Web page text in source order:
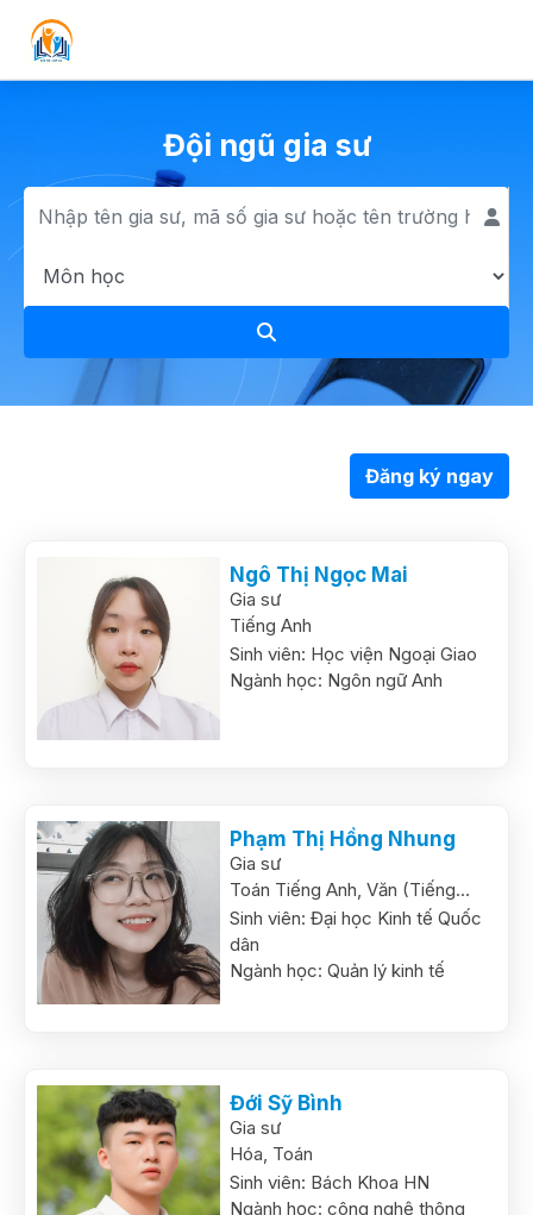
Đội ngũ gia sư
Đăng ký ngay
Ngô Thị Ngọc Mai
Gia sư
Tiếng Anh
Sinh viên: Học viện Ngoại Giao
Ngành học: Ngôn ngữ Anh
Phạm Thị Hồng Nhung
Gia sư
Toán Tiếng Anh,Văn (Tiếng
Việt),Toán
Sinh viên: Đại học Kinh tế Quốc
dân
Ngành học: Quản lý kinh tế
Đới Sỹ Bình
Gia sư
Hóa, Toán
Sinh viên: Bách Khoa HN
Ngành học: công nghệ thông